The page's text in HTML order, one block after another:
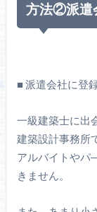
方法②派遣
■ 派遣会社に登
一級建築士に出
建築設計事務所
アルバイトやパ
きません。